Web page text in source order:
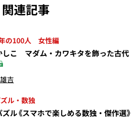
関連記事
の100人 女性編
しこ マダム・カワキタを飾った古代
吉
ル・数独
ル《スマホで楽しめる数独・傑作選》